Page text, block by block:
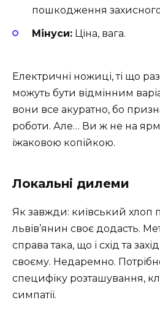
пошкодження
Мінуси: Ціна, вага.
Електричні ножиці, ті що
можуть бути відмінним
вони все акуратно, бо
роботи. Але… Ви ж не на
їжаковою копійкою.
Локальні дилеми
Як завжди: київський хлоп
львів’янин своє додасть.
справа така, що і схід та
своєму. Недаремно.
специфіку розташування,
симпатії.